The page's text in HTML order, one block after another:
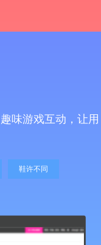
味游戏互动，让用
鞋许不同